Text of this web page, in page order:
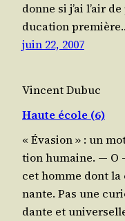
donne si j’ai l’air
du­ca­tion
juin 22, 2007
Vincent Dubuc
Haute école (6)
« Éva­sion » : un
tion humaine. — O
cet homme dont
nante. Pas une
dante et